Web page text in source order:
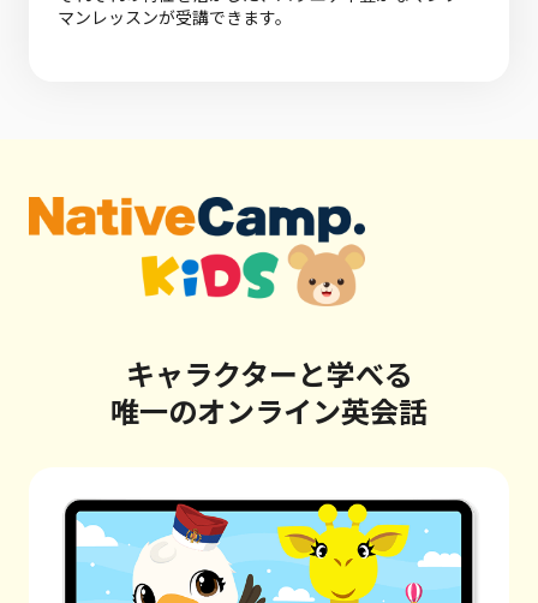
マンレッスンが受講できます。
キャラクターと学べる
唯一のオンライン英会話